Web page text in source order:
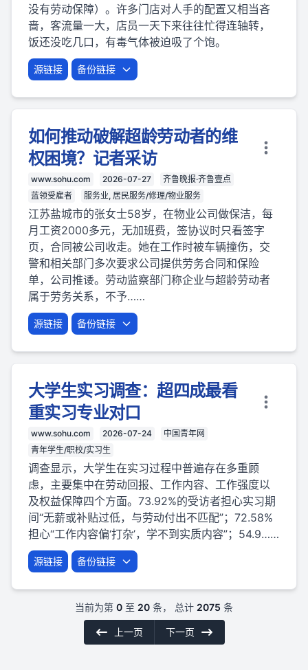
没有劳动保障）。许多门店对人手的配置又相当吝
啬，客流量一大，店员一天下来往往忙得连轴转，
饭还没吃几口，有毒气体被迫吸了个饱。
源链接 备份链接
如何推动破解超龄劳动者的维
权困境？记者采访
www.sohu.com 2026-07-27
齐鲁晚报·齐鲁壹点
蓝领受雇者
服务业, 居民服务/修理/物业服务
江苏盐城市的张女士58岁，在物业公司做保洁，每
月工资2000多元，无加班费，签协议时只看签字
页，合同被公司收走。她在工作时被车辆撞伤，交
警和相关部门多次要求公司提供劳务合同和保险
单，公司推诿。劳动监察部门称企业与超龄劳动者
属于劳务关系，不予……
源链接 备份链接
大学生实习调查：超四成最看
重实习专业对口
www.sohu.com 2026-07-24
中国青年网
青年学生/职校/实习生
调查显示，大学生在实习过程中普遍存在多重顾
虑，主要集中在劳动回报、工作内容、工作强度以
及权益保障四个方面。73.92%的受访者担心实习期
间“无薪或补贴过低，与劳动付出不匹配”；72.58%
担心“工作内容偏‘打杂’，学不到实质内容”；54.9……
源链接 备份链接
当前为第 0 至 20 条， 总计 2075 条
上一页 下一页